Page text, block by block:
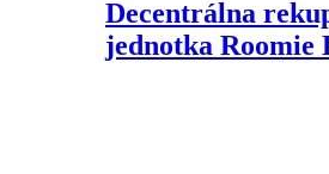
Decentrálna
jednotka Roomie